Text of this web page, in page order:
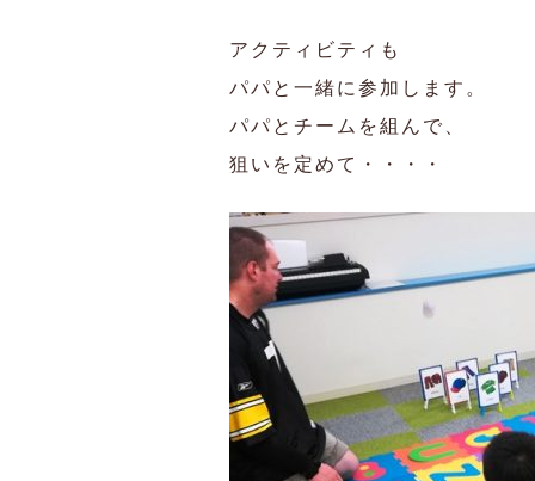
アクティビティも
パパと一緒に参加します。
パパとチームを組んで、
狙いを定めて・・・・